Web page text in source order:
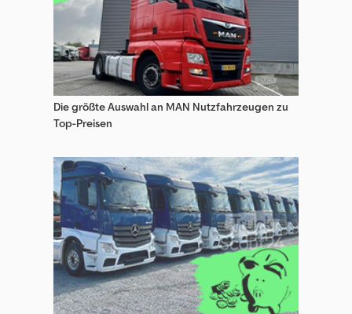
Sonstige Wohnwagen/Wohnmobile
Sun Living Kastenwagen Wohmobil/ Camper
Sun Living Wohnwagen/Wohnmobile
Wilk Stern Wohnwagen/Wohnmobile
Wilk Wohnwagen/Wohnmobile
Wingamm Wohnmobile / Lkw Wohnmobile
Wohnmobile / Lkw Wohnmobile
Die größte Auswahl an MAN Nutzfahrzeugen zu
Top-Preisen